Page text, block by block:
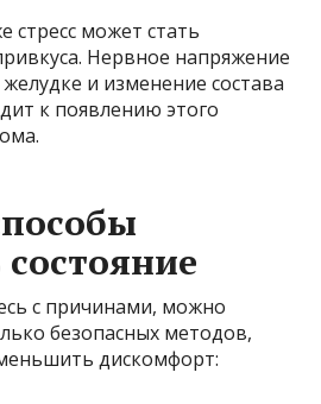
стресс может стать
Нервное напряжение
и изменение состава
к появлению этого
с причинами, можно
безопасных методов,
дискомфорт: